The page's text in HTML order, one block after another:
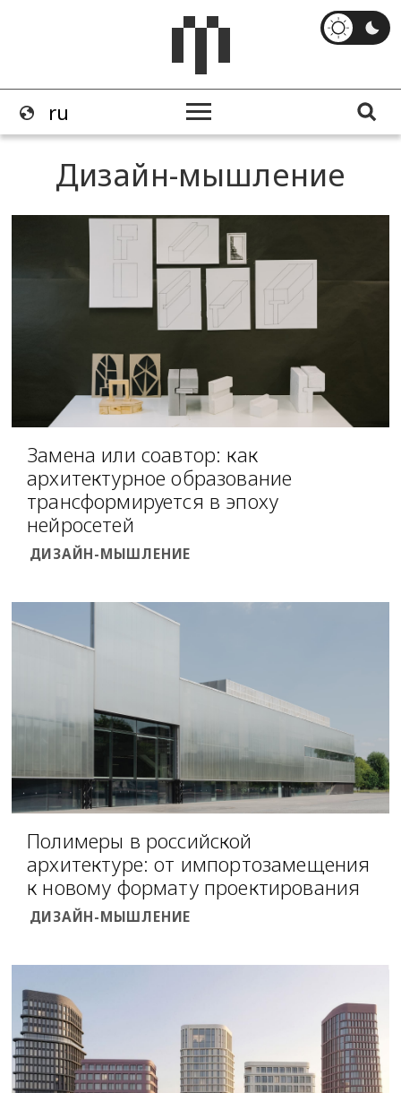
Дизайн-мышление
Замена или соавтор: как
архитектурное образование
трансформируется в эпоху
нейросетей
ДИЗАЙН-МЫШЛЕНИЕ
Полимеры в российской
архитектуре: от импортозамещения
к новому формату проектирования
ДИЗАЙН-МЫШЛЕНИЕ